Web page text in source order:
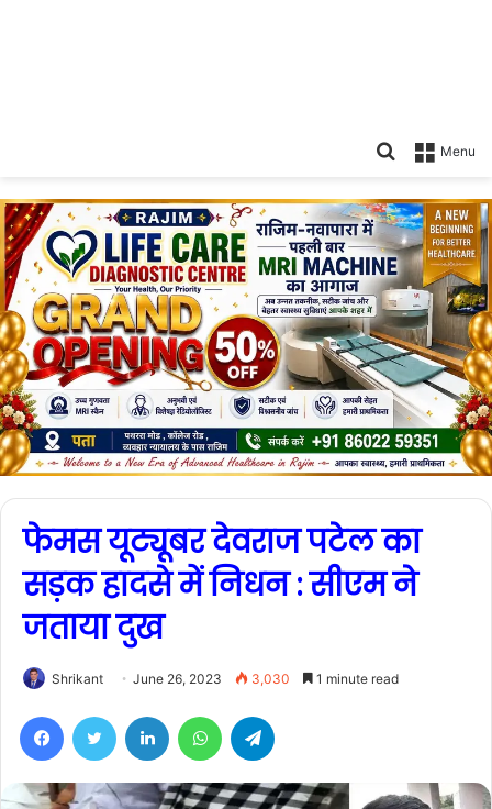
Menu
Search
फेमस यूट्यूबर देवराज पटेल का
सड़क हादसे में निधन : सीएम ने
जताया दुख
Shrikant June 26, 2023 3,030 1 minute read